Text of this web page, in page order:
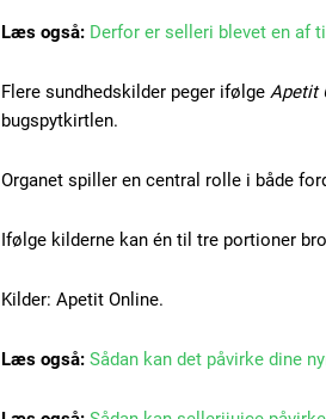
Orci varius natoque dolor
Læs også: Derfor er selleri blevet en af
Flere sundhedskilder peger ifølge Apetit
bugspytkirtlen.
Organet spiller en central rolle i både
Ifølge kilderne kan én til tre portioner
Kilder: Apetit Online.
Læs også: Sådan kan det påvirke dine